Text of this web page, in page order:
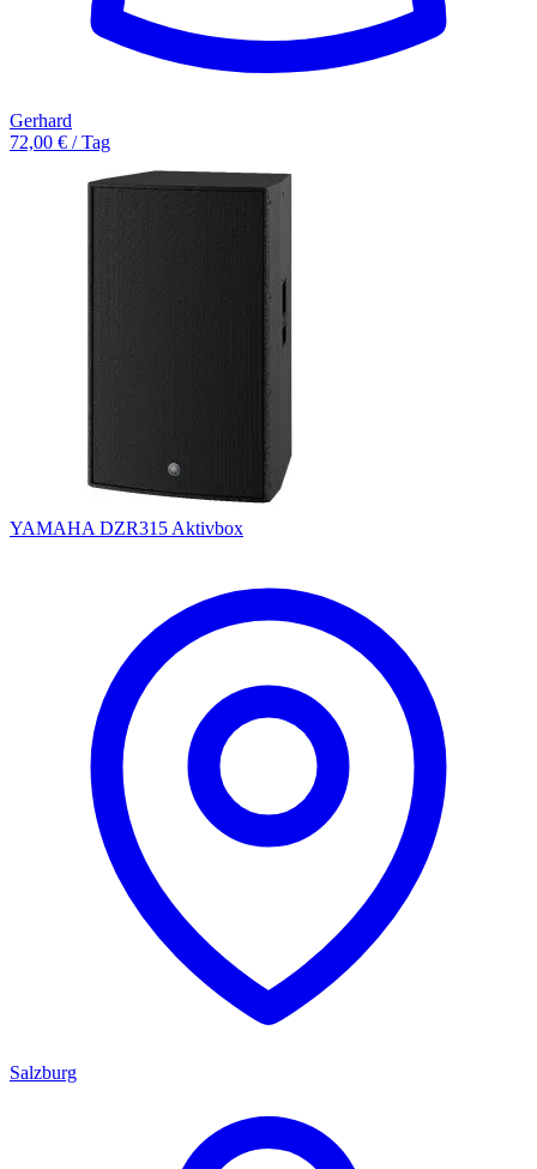
Gerhard
72,00 € / Tag
YAMAHA DZR315 Aktivbox
Salzburg